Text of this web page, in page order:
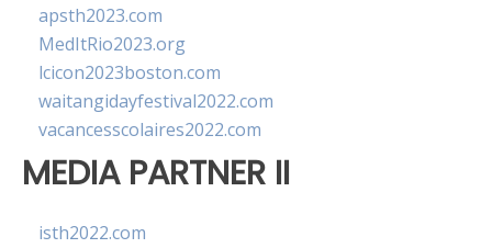
apsth2023.com
MedItRio2023.org
lcicon2023boston.com
waitangidayfestival2022.com
vacancesscolaires2022.com
MEDIA PARTNER II
isth2022.com